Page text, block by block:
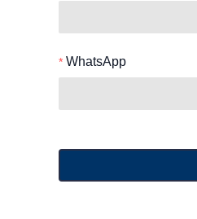
WhatsApp